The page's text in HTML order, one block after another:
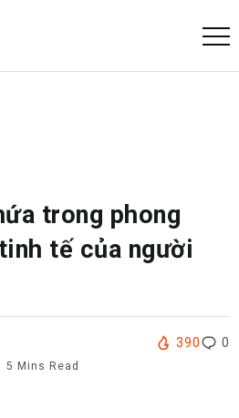
trong phong
tế của người
5 Mins Read
390 0